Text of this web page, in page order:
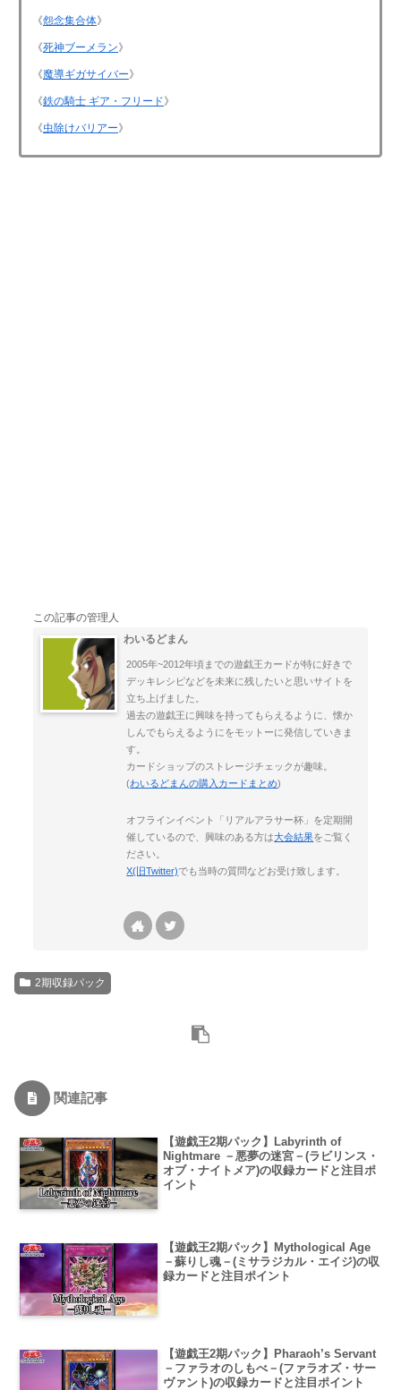
《怨念集合体》
《死神ブーメラン》
《魔導ギガサイバー》
《鉄の騎士 ギア・フリード》
《虫除けバリアー》
この記事の管理人
わいるどまん
2005年~2012年頃までの遊戯王カードが特に好きで
デッキレシピなどを未来に残したいと思いサイトを
立ち上げました。
過去の遊戯王に興味を持ってもらえるように、懐か
しんでもらえるようにをモットーに発信していきま
す。
カードショップのストレージチェックが趣味。
(わいるどまんの購入カードまとめ)
オフラインイベント「リアルアラサー杯」を定期開
催しているので、興味のある方は大会結果をご覧く
ださい。
X(旧Twitter)でも当時の質問などお受け致します。
2期収録パック
関連記事
【遊戯王2期パック】Labyrinth of
Nightmare －悪夢の迷宮－(ラビリンス・
オブ・ナイトメア)の収録カードと注目ポ
イント
【遊戯王2期パック】Mythological Age
－蘇りし魂－(ミサラジカル・エイジ)の収
録カードと注目ポイント
【遊戯王2期パック】Pharaoh’s Servant
－ファラオのしもべ－(ファラオズ・サー
ヴァント)の収録カードと注目ポイント